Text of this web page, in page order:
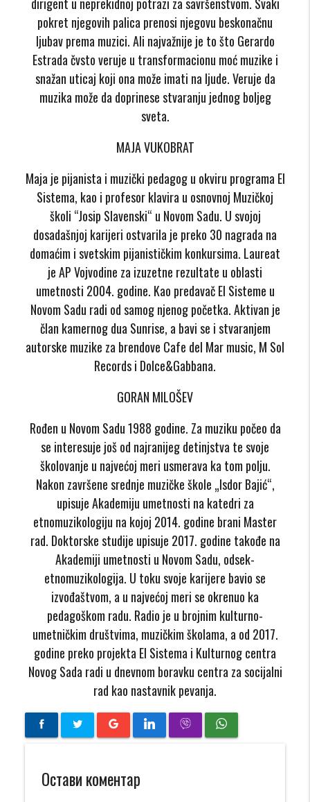
pokret njegovih palica prenosi njegovu beskonačnu
ljubav prema muzici. Ali najvažnije je to što Gerardo
Estrada čvsto veruje u transformacionu moć muzike i
snažan uticaj koji ona može imati na ljude. Veruje da
muzika može da doprinese stvaranju jednog boljeg
sveta.
MAJA VUKOBRAT
Maja je pijanista i muzički pedagog u okviru programa El
Sistema, kao i profesor klavira u osnovnoj Muzičkoj
školi “Josip Slavenski“ u Novom Sadu. U svojoj
dosadašnjoj karijeri ostvarila je preko 30 nagrada na
domaćim i svetskim pijanističkim konkursima. Laureat
je AP Vojvodine za izuzetne rezultate u oblasti
umetnosti 2004. godine. Kao predavač El Sisteme u
Novom Sadu radi od samog njenog početka. Aktivan je
član kamernog dua Sunrise, a bavi se i stvaranjem
autorske muzike za brendove Cafe del Mar music, M Sol
Records i Dolce&Gabbana.
GORAN MILOŠEV
Rođen u Novom Sadu 1988 godine. Za muziku počeo da
se interesuje još od najranijeg detinjstva te svoje
školovanje u najvećoj meri usmerava ka tom polju.
Nakon završene srednje muzičke škole „Isdor Bajić“,
upisuje Akademiju umetnosti na katedri za
etnomuzikologiju na kojoj 2014. godine brani Master
rad. Doktorske studije upisuje 2017. godine takođe na
Akademiji umetnosti u Novom Sadu, odsek-
etnomuzikologija. U toku svoje karijere bavio se
izvođaštvom, a u najvećoj meri se okrenuo ka
pedagoškom radu. Radio je u brojnim kulturno-
umetničkim društvima, muzičkim školama, a od 2017.
godine preko projekta El Sistema i Kulturnog centra
Novog Sada radi u dnevnom boravku centra za socijalni
rad kao nastavnik pevanja.
Остави коментар